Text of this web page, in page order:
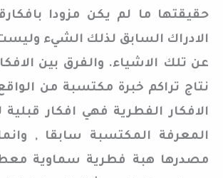
حقيقتها ما لم يكن مزودا
الادراك السابق لذلك الشيء
عن تلك الاشياء. والفرق بين
نتاج تراكم خبرة مكتسبة من الواقع
الافكار الفطرية فهي افكار
المعرفة المكتسبة سابقا , وانما
مصدرها هبة فطرية سماوية